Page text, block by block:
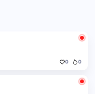
0 0